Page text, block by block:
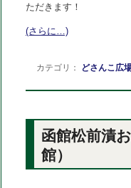
ただきます！
(さらに…)
カテゴリ： どさんこ広
函館松前漬
館）